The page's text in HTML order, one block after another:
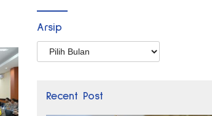
Arsip
Arsip
Recent Post